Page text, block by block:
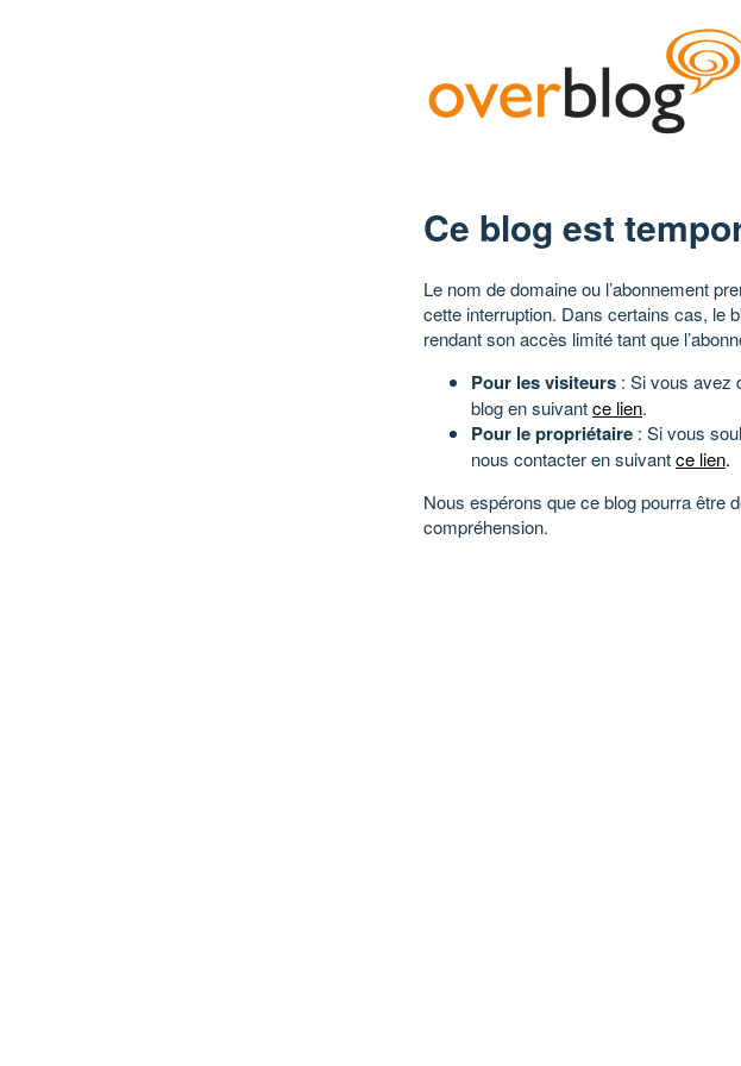
Ce blog est
Le nom de domaine ou l’abonnement
cette interruption. Dans certains cas, le
rendant son accès limité tant que
Pour les visiteurs : Si vous avez
blog en suivantce lien.
Pour le propriétaire : Si vous
nous contacter en suivantce lien.
Nous espérons que ce blog pourra être
compréhension.